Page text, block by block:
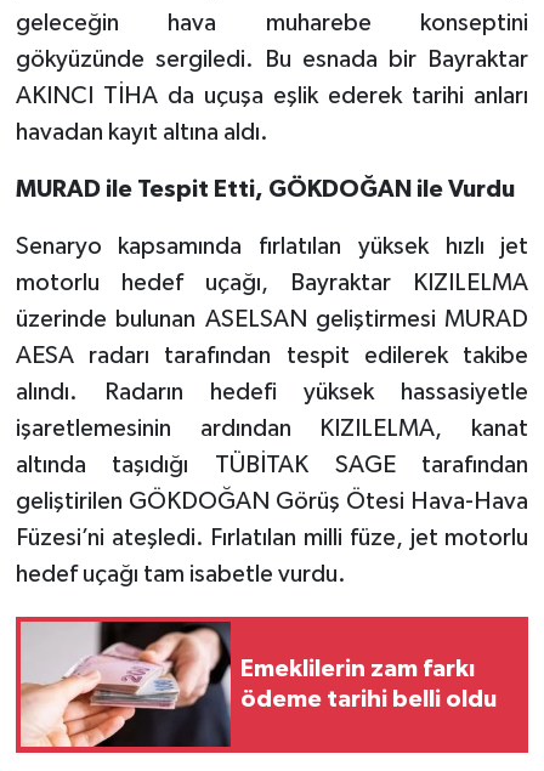
geleceğin hava muharebe konseptini
gökyüzünde sergiledi. Bu esnada bir Bayraktar
AKINCI TİHA da uçuşa eşlik ederek tarihi anları
havadan kayıt altına aldı.
MURAD ile Tespit Etti, GÖKDOĞAN ile Vurdu
Senaryo kapsamında fırlatılan yüksek hızlı jet
motorlu hedef uçağı, Bayraktar KIZILELMA
üzerinde bulunan ASELSAN geliştirmesi MURAD
AESA radarı tarafından tespit edilerek takibe
alındı. Radarın hedefi yüksek hassasiyetle
işaretlemesinin ardından KIZILELMA, kanat
altında taşıdığı TÜBİTAK SAGE tarafından
geliştirilen GÖKDOĞAN Görüş Ötesi Hava-Hava
Füzesi’ni ateşledi. Fırlatılan milli füze, jet motorlu
hedef uçağı tam isabetle vurdu.
Emeklilerin zam farkı
ödeme tarihi belli oldu